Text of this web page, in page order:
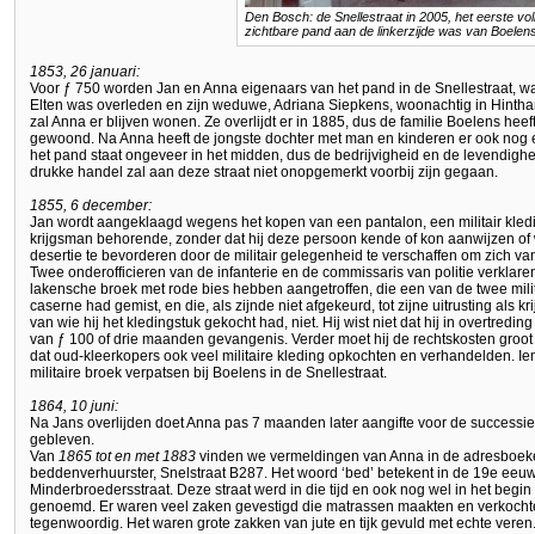
Den Bosch: de Snellestraat in 2005, het eerste
zichtbare pand aan de linkerzijde was van
1853, 26 januari:
Voor ƒ 750 worden Jan en Anna eigenaars van het pand in de Snellestraat,
Elten was overleden en zijn weduwe, Adriana Siepkens, woonachtig in
zal Anna er blijven wonen. Ze overlijdt er in 1885, dus de familie Boelens
gewoond. Na Anna heeft de jongste dochter met man en kinderen er ook
het pand staat ongeveer in het midden, dus de bedrijvigheid en de
drukke handel zal aan deze straat niet onopgemerkt voorbij zijn gegaan.
1855, 6 december:
Jan wordt aangeklaagd wegens het kopen van een pantalon, een militair
krijgsman behorende, zonder dat hij deze persoon kende of kon aanwijzen
desertie te bevorderen door de militair gelegenheid te verschaffen om zich
Twee onderofficieren van de infanterie en de commissaris van politie
lakensche broek met rode bies hebben aangetroffen, die een van de twee
caserne had gemist, en die, als zijnde niet afgekeurd, tot zijne uitrusting als
van wie hij het kledingstuk gekocht had, niet. Hij wist niet dat hij in
van ƒ 100 of drie maanden gevangenis. Verder moet hij de rechtskosten
dat oud-kleerkopers ook veel militaire kleding opkochten en verhandelden.
militaire broek verpatsen bij Boelens in de Snellestraat.
1864, 10 juni:
Na Jans overlijden doet Anna pas 7 maanden later aangifte voor de
gebleven.
Van 1865 tot en met 1883 vinden we vermeldingen van Anna in de
beddenverhuurster, Snelstraat B287. Het woord ‘bed’ betekent in de 19e
Minderbroedersstraat. Deze straat werd in die tijd en ook nog wel in het
genoemd. Er waren veel zaken gevestigd die matrassen maakten en
tegenwoordig. Het waren grote zakken van jute en tijk gevuld met echte